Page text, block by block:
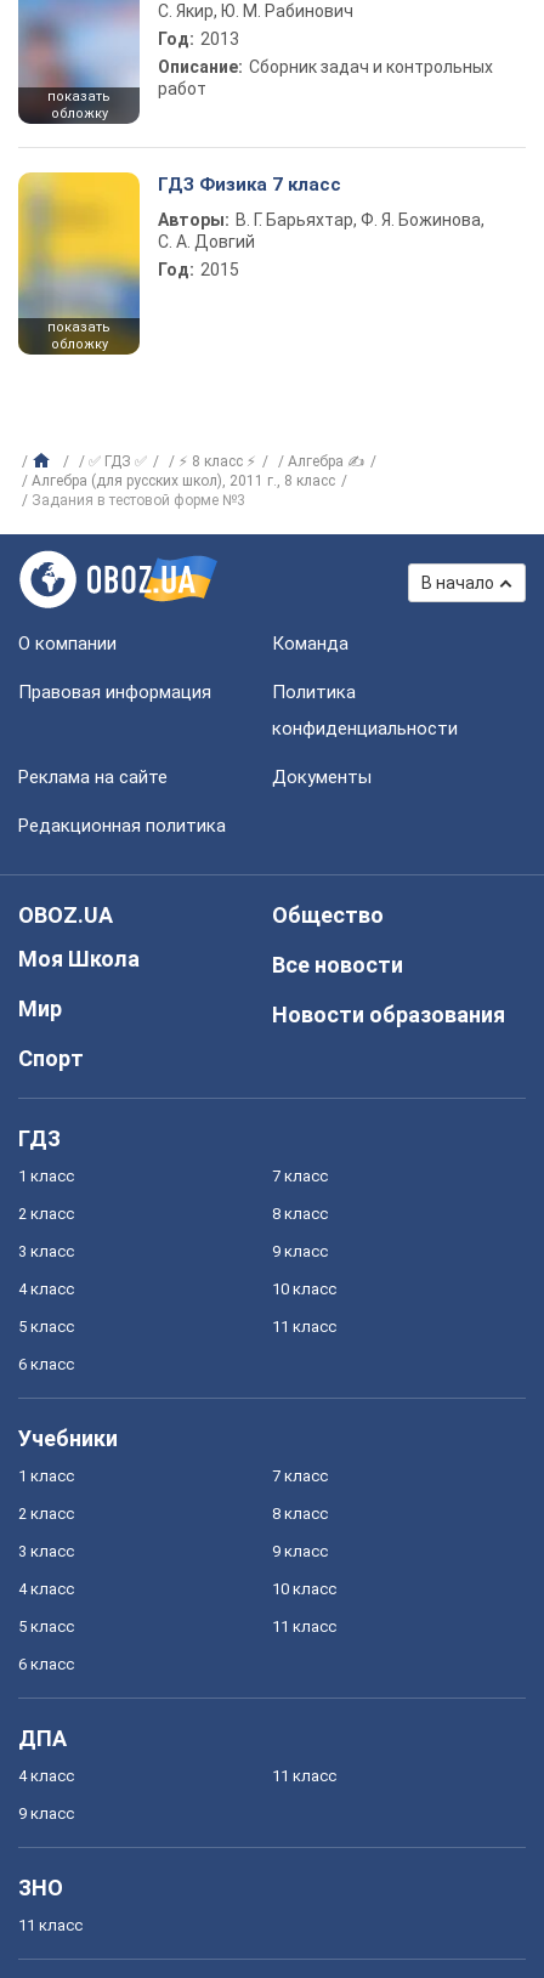
показать
обложку
С. Якир, Ю. М. Рабинович
Год: 2013
Описание: Сборник задач и контрольных
работ
показать
обложку
ГДЗ Физика 7 класс
Авторы: В. Г. Барьяхтар, Ф. Я. Божинова,
С. А. Довгий
Год: 2015
✅ ГДЗ ✅ ⚡ 8 класс ⚡
Алгебра ✍
Алгебра (для русских школ), 2011 г., 8 класс
Задания в тестовой форме №3
В начало
О компании Команда
Правовая информация
Политика
конфиденциальности
Реклама на сайте Документы
Редакционная политика
OBOZ.UA
Моя Школа
Мир
Спорт
Общество
Все новости
Новости образования
ГДЗ
1 класс
2 класс
3 класс
4 класс
5 класс
6 класс
7 класс
8 класс
9 класс
10 класс
11 класс
Учебники
1 класс
2 класс
3 класс
4 класс
5 класс
6 класс
7 класс
8 класс
9 класс
10 класс
11 класс
ДПА
4 класс
9 класс
11 класс
ЗНО
11 класс